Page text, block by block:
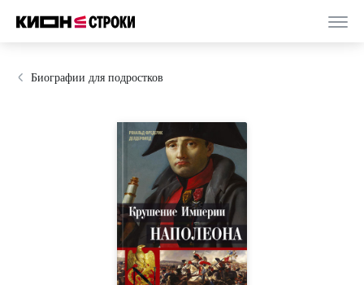
Биографии для подростков